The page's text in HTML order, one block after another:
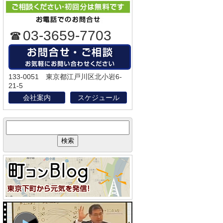
03-3659-7703
133-0051 東京都江戸川区北小岩6-
21-5
会社案内
スケジュール
イ
内
検
索